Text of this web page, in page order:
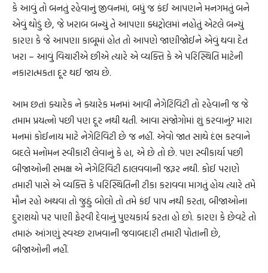
કે આવું તો બનતું રહેવાનું જીવનમાં, બધું જ કંઈ આપણને મનગમતું બને
એવું થોડું છે, જે ખરાબ બન્યું તે આપણા ક્ધટ્રોલમાં નહોતું એટલે બન્યું
કારણ કે જે આપણા કાબૂમાં હોત તો આપણે જાણીજોઈને એવું થવા દેત
ખરા – આવું વિચારીએ છીએ ત્યારે એ વ્યક્તિ કે એ પરિસ્થિતિ માટેની
નકારાત્મકતા દૂર થઈ જાય છે.
આમ છતાં ક્યારેક ને ક્યારેક મનમાં આવી નેગેટિવિટી તો રહેવાની જ જે
તમામ પ્રયત્નો પછી પણ દૂર નથી થતી. આવા સંજોગોમાં શું કરવાનું? મારા
મનમાં કોઈનાય માટે નેગેટિવિટી છે જ નહીં. એવો જાત સાથે દંભ કરવાને
બદલે મનોમન સ્વીકારી લેવાનું કે હા, એ છે તો છે. પણ સ્વીકાર્યા પછી
બીજાઓની સમક્ષ એ નેગેટિવિટી ઠાલવવાની જરૂર નથી. કોઈ પરાણે
તમારી પાસે એ વ્યક્તિ કે પરિસ્થિતિની ટીકા કરાવવા માગતું હોય ત્યારે તમે
મૌન રહો અથવા તો જુઠું બોલો તો તમે કંઈ પાપ નથી કરતા, બીજાઓના
દુરાશયો પર પાણી ફેરવી દેવાનું પુણ્યકાર્ય કરતા હો છો. કારણ કે છેવટે તો
તમારું આંગણું સ્વચ્છ રાખવાની જવાબદારી તમારી પોતાની છે,
બીજાઓની નહીં.